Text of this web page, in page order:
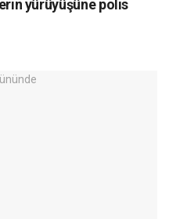
yürüyüşüne polis